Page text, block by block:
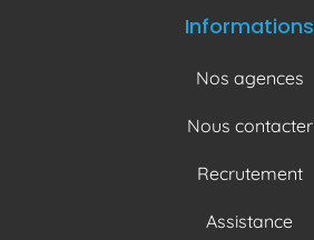
Informations
Nos agences
Nous contacter
Recrutement
Assistance